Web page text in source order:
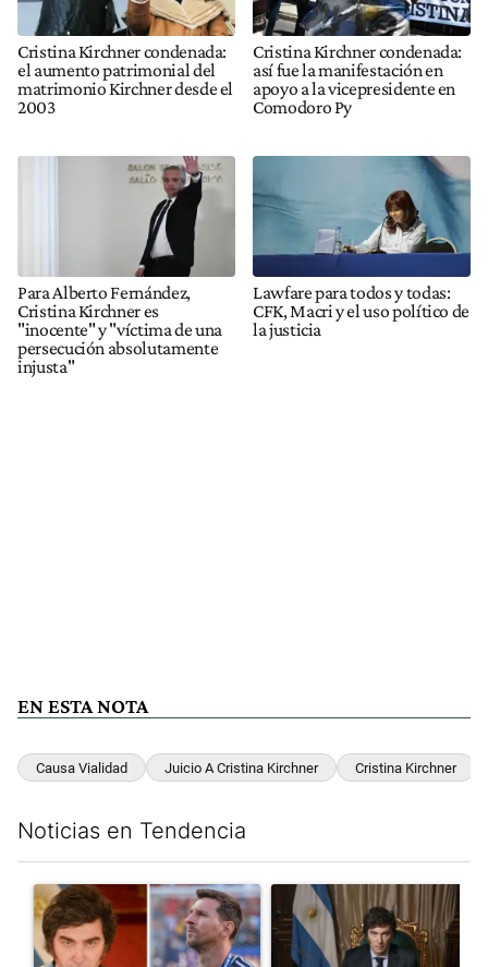
Cristina Kirchner condenada:
el aumento patrimonial del
matrimonio Kirchner desde el
2003
Cristina Kirchner condenada:
así fue la manifestación en
apoyo a la vicepresidente en
Comodoro Py
Para Alberto Fernández,
Cristina Kirchner es
"inocente" y "víctima de una
persecución absolutamente
injusta"
Lawfare para todos y todas:
CFK, Macri y el uso político de
la justicia
EN ESTA NOTA
Causa Vialidad Juicio A Cristina Kirchner Cristina Kirchner
Noticias en Tendencia
Un artículo de tendencia con el título "Milei despidió a Jorge
Un artículo de tendencia